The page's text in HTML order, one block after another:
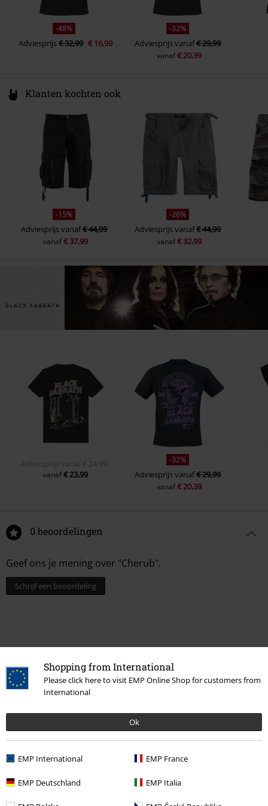
Shopping from International
Please click here to visit EMP Online Shop for customers from
International
Ok
EMP International EMP France
EMP Deutschland EMP Italia
-48%
Adviesprijs€ 32,99 € 16,99
-32%
Adviesprijsvanaf€ 29,99
vanaf€ 20,39
Klanten kochten ook
-15%
Adviesprijsvanaf€ 44,99
vanaf€ 37,99
-26%
Adviesprijsvanaf€ 44,99
vanaf€ 32,99
Adviesprijs vanaf € 24,99
vanaf€ 23,99
-32%
Adviesprijsvanaf€ 29,99
vanaf€ 20,39
0 beoordelingen
Geef ons je mening over "Cherub".
Schrijf een beoordeling